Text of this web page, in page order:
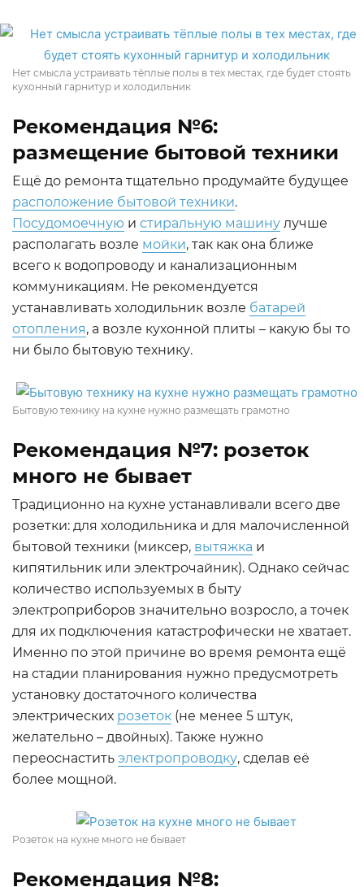
Нет смысла устраивать тёплые полы в тех местах, где будет стоять
кухонный гарнитур и холодильник
Рекомендация №6:
размещение бытовой техники
Ещё до ремонта тщательно продумайте будущее
расположение бытовой техники.
Посудомоечную и стиральную машину лучше
располагать возле мойки, так как она ближе
всего к водопроводу и канализационным
коммуникациям. Не рекомендуется
устанавливать холодильник возле батарей
отопления, а возле кухонной плиты – какую бы то
ни было бытовую технику.
Бытовую технику на кухне нужно размещать грамотно
Рекомендация №7: розеток
много не бывает
Традиционно на кухне устанавливали всего две
розетки: для холодильника и для малочисленной
бытовой техники (миксер, вытяжка и
кипятильник или электрочайник). Однако сейчас
количество используемых в быту
электроприборов значительно возросло, а точек
для их подключения катастрофически не хватает.
Именно по этой причине во время ремонта ещё
на стадии планирования нужно предусмотреть
установку достаточного количества
электрических розеток (не менее 5 штук,
желательно – двойных). Также нужно
переоснастить электропроводку, сделав её
более мощной.
Розеток на кухне много не бывает
Рекомендация №8: